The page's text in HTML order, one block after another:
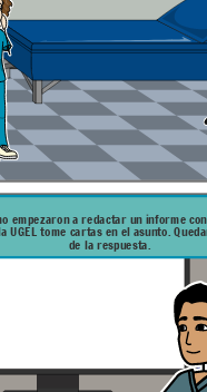
empezaron a redactar un informe
UGEL tome cartas en el asunto.
de la respuesta.